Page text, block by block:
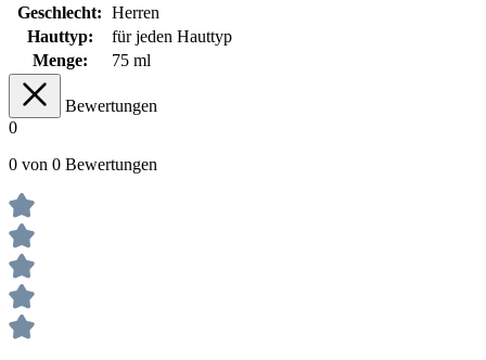
Geschlecht: Herren
Hauttyp:
für jeden Hauttyp
Menge:
75 ml
Bewertungen
0
0 von 0 Bewertungen